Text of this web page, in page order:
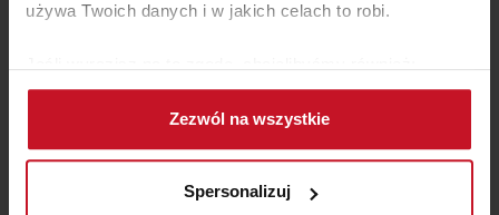
używa Twoich danych i w jakich celach to robi.
Gromadzić dane dotyczące Twojej lokalizacji
geograficznej z dokładnością nawet do kilku metrów
Identyfikować Twoje urządzenie, aktywnie
(fingerprinting, czyli wirtualny odcisk palca)
Zezwól na wszystkie
Spersonalizuj
FOTEL ALESSIO
ZAPYTAJ O CENĘ W SALONIE